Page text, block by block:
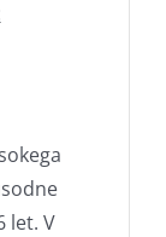
let. V